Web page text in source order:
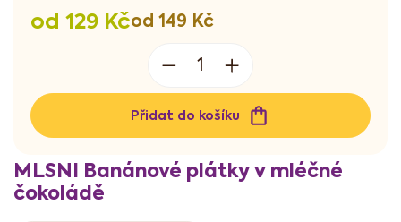
od 149 Kč
od 129 Kč
Přidat do košíku
MLSNI Banánové plátky v mléčné
čokoládě